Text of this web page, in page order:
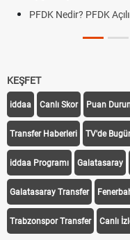
PFDK Nedir? PFDK
KEŞFET
iddaa Canlı Skor Puan
Transfer Haberleri TV'de
iddaa Programı Galatasaray
Galatasaray Transfer
Trabzonspor Transfer Canlı